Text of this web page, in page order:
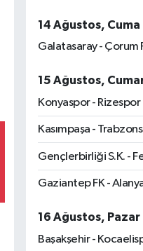
14 Ağustos, Cuma
Galatasaray - Çorum
15 Ağustos,
Konyaspor - Rizespor
Kasımpaşa -
Gençlerbirliği S.K. -
Gaziantep FK -
16 Ağustos, Pazar
Başakşehir -